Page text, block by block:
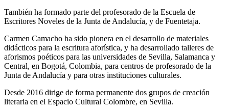
También ha formado parte del profesorado de la Escuela de
Escritores Noveles de la Junta de Andalucía, y de Fuentetaja.
Carmen Camacho ha sido pionera en el desarrollo de materiales
didácticos para la escritura aforística, y ha desarrollado talleres de
aforismos poéticos para las universidades de Sevilla, Salamanca y
Central, en Bogotá, Colombia, para centros de profesorado de la
Junta de Andalucía y para otras instituciones culturales.
Desde 2016 dirige de forma permanente dos grupos de creación
literaria en el Espacio Cultural Colombre, en Sevilla.